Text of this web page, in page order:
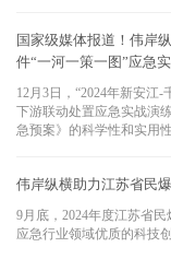
国家级媒体报道！伟岸
件“一河一策一图”应急
12月3日，“2024年新安江
下游联动处置应急实战演
急预案》的科学性和实用
伟岸纵横助力江苏省民
9月底，2024年度江苏省
应急行业领域优质的科技